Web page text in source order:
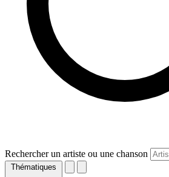
Rechercher un artiste ou une chanson
Thématiques